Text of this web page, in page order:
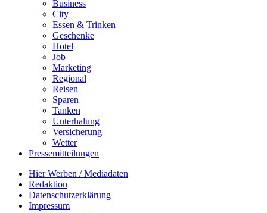
Business
City
Essen & Trinken
Geschenke
Hotel
Job
Marketing
Regional
Reisen
Sparen
Tanken
Unterhalung
Versicherung
Wetter
Pressemitteilungen
Hier Werben / Mediadaten
Redaktion
Datenschutzerklärung
Impressum